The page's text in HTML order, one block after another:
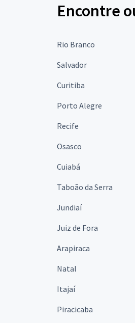
Encontre
Rio Branco
Salvador
Curitiba
Porto Alegre
Recife
Osasco
Cuiabá
Taboão da Serra
Jundiaí
Juiz de Fora
Arapiraca
Natal
Itajaí
Piracicaba